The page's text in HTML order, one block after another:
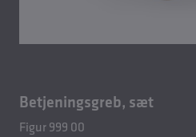
Betjeningsgreb, sæt
Figur 999 00